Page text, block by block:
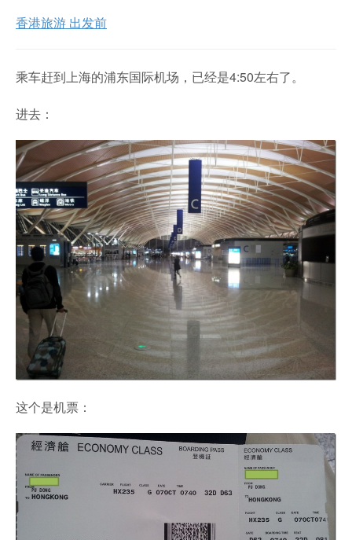
香港旅游 出发前
乘车赶到上海的浦东国际机场，已经是4:50左右了。
进去：
这个是机票：